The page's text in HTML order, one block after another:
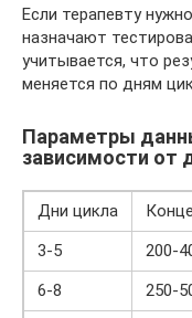
Если терапевту
назначают
учитывается, что
меняется по дням
Параметры
зависимости от
Дни цикла
3-5
200-
6-8
250-